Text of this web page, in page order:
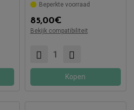
Beperkte voorraad
85,00€
Bekijk compatibiliteit
Kopen